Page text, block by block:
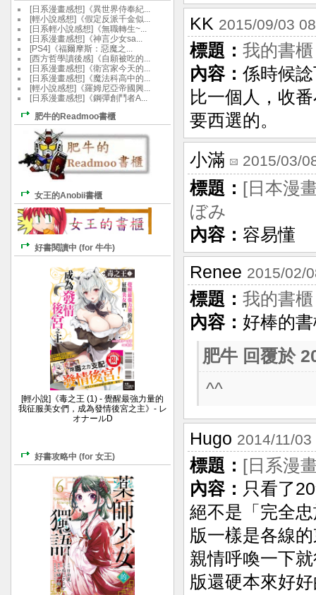
KK 2015/09/03
標題： 我的書櫃
內容： 係時候
比一個人，收
要西選的。
小滿 2015/03/
標題： [日本漫
ぼみ
內容： 容易懂
Renee 2015/02/
標題： 我的書櫃
內容： 好棒的
肥牛 回覆於
^^
Hugo 2014/11/
標題： [日系漫
內容： 只看了
絕不是「完全
版一樣是各線
親情呼喚一下
版還硬本來好
[日系漫畫感想]《異世界侍奉紀...
[輕小說感想]《假定反派千金似...
[日系輕小說感想]《無職轉生~...
[日系漫畫感想]《神言少女sa...
[PS4]《福爾摩斯：惡魔之...
[西方哲學讀後感]《自願被吃的...
[日系漫畫感想]《衛宮家今天的...
[日系漫畫感想]《魔法科高中的...
[輕小說感想]《羅姆尼亞帝國興...
[日系漫畫感想]《鋼彈創鬥者A...
肥牛的Readmoo書櫃
女王的Anobii書櫃
好書閱讀中 (for 牛牛)
[輕小說]《毒之王 (1) - 覺醒最強力量的
我征服美女們，成為發情後宮之主》- レ
オナールD
好書攻略中 (for 女王)